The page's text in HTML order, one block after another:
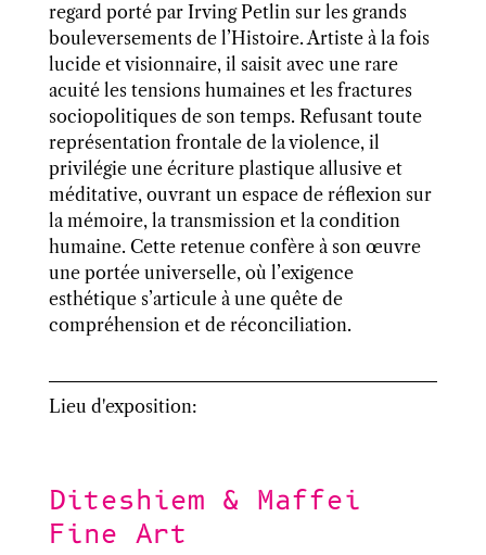
regard porté par Irving Petlin sur les grands
bouleversements de l’Histoire. Artiste à la fois
lucide et visionnaire, il saisit avec une rare
acuité les tensions humaines et les fractures
sociopolitiques de son temps. Refusant toute
représentation frontale de la violence, il
privilégie une écriture plastique allusive et
méditative, ouvrant un espace de réflexion sur
la mémoire, la transmission et la condition
humaine. Cette retenue confère à son œuvre
une portée universelle, où l’exigence
esthétique s’articule à une quête de
compréhension et de réconciliation.
Lieu d'exposition:
Diteshiem & Maffei
Fine Art